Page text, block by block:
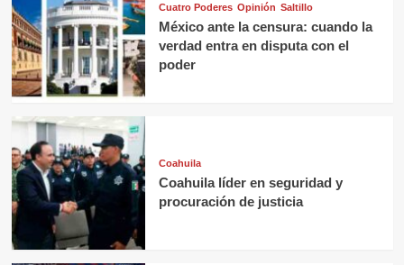
Cuatro Poderes Opinión Saltillo
México ante la censura: cuando la
verdad entra en disputa con el
poder
Coahuila
Coahuila líder en seguridad y
procuración de justicia